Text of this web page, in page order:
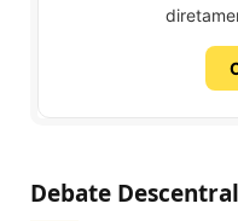
Debate